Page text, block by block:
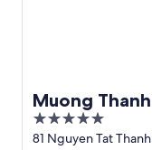
Muong
Thuot
5
out
81 Nguyen Tat Thanh